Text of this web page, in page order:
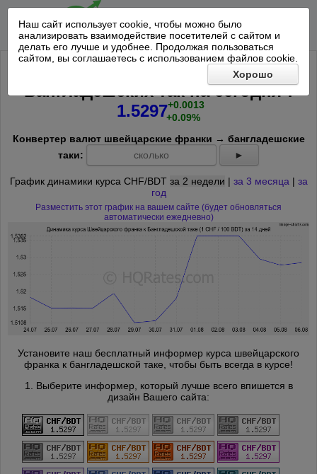
Наш сайт использует cookie, чтобы можно было
анализировать взаимодействие посетителей с сайтом и
делать его лучше и удобнее. Продолжая пользоваться
сайтом, вы соглашаетесь с использованием файлов cookie.
Хорошо
Курс Швейцарского франка к 100
Бангладешских так насегодня*:
1.5297+0.0013
+0.09%
Конвертер валют швейцарские франки → бангладешские
таки:
►
График динамики курса CHF/BDT за 2 недели | за 3 месяца | за
год
Разместить этот график на вашем сайте (будет обновляться
автоматически ежедневно)
Установите наш бесплатный информер курса швейцарского
франка к бангладешской таке, чтобы быть всегда в курсе!
1. Выберите информер, который лучше всего впишется в
дизайн Вашего сайта: